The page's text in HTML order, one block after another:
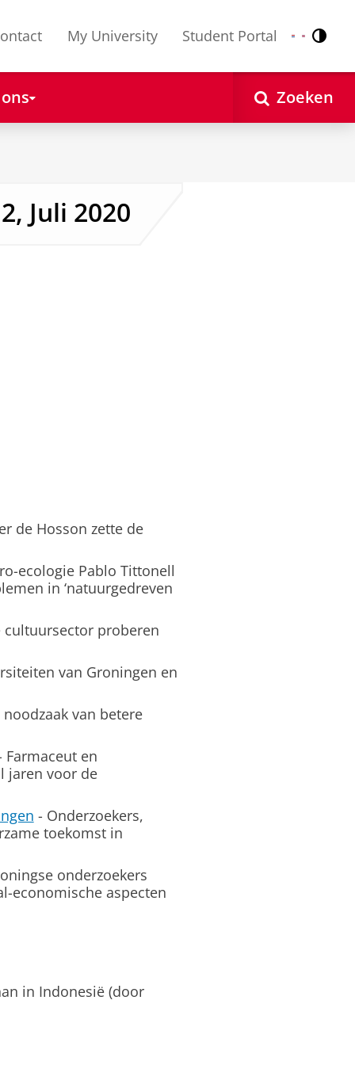
My University Student Portal Nederlands
English
Zoeken
Juli 2020
de Hosson zette de
ecologie Pablo Tittonell
in ‘natuurgedreven
proberen
van Groningen en
van betere
en
jaren voor de
- Onderzoekers,
toekomst in
onderzoekers
economische aspecten
in Indonesië (door